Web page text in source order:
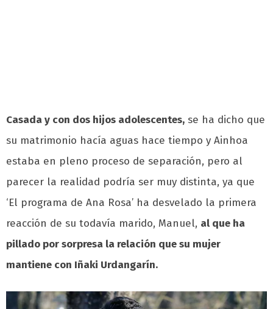
Casada y con dos hijos adolescentes, se ha dicho que
su matrimonio hacía aguas hace tiempo y Ainhoa
estaba en pleno proceso de separación, pero al
parecer la realidad podría ser muy distinta, ya que
‘El programa de Ana Rosa’ ha desvelado la primera
reacción de su todavía marido, Manuel, al que ha
pillado por sorpresa la relación que su mujer
mantiene con Iñaki Urdangarín.